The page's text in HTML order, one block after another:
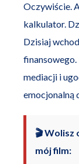
Oczywiście.
kalkulator.
Dzisiaj
finansowego.
mediacji i
emocjonalną
🎬 Wolisz
mój film: